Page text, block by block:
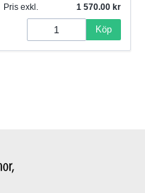
Pris exkl.
1 570.00
Köp